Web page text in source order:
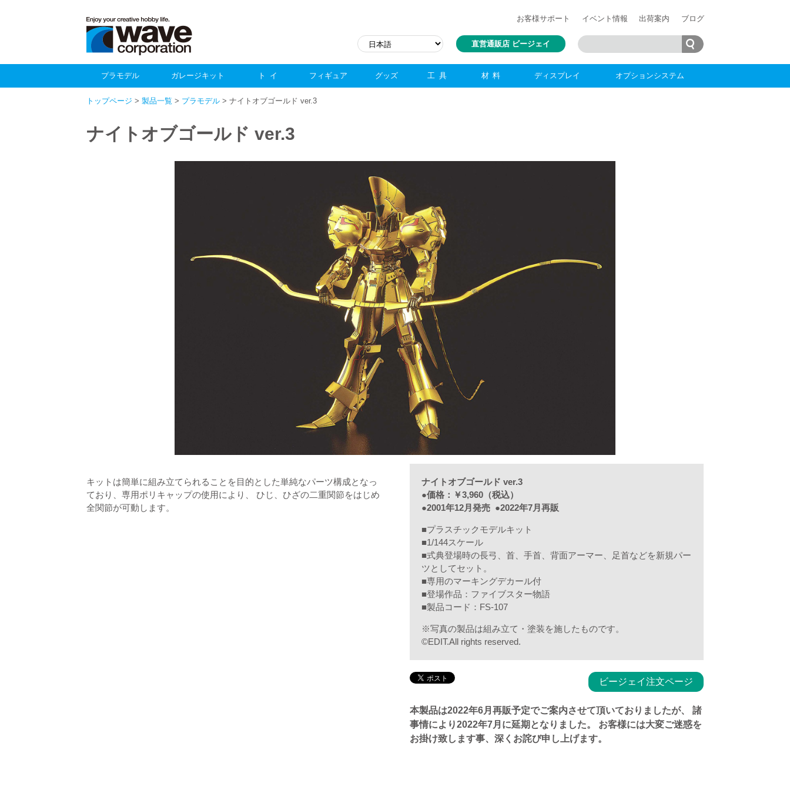
お客様サポート イベント情報 出荷案内 ブログ
直営通販店 ビージェイ
プラモデル ガレージキット トイ フィギュア グッズ 工具 材料 ディスプレイ オプションシステム
トップページ > 製品一覧 > プラモデル > ナイトオブゴールド ver.3
ナイトオブゴールド ver.3
キットは簡単に組み立てられることを目的とした単純なパーツ構成となっ
ており、専用ポリキャップの使用により、 ひじ、ひざの二重関節をはじめ
全関節が可動します。
ナイトオブゴールド ver.3
●価格：￥3,960（税込）
●2001年12月発売 ●2022年7月再販
■プラスチックモデルキット
■1/144スケール
■式典登場時の長弓、首、手首、背面アーマー、足首などを新規パー
ツとしてセット。
■専用のマーキングデカール付
■登場作品：ファイブスター物語
■製品コード：FS-107
※写真の製品は組み立て・塗装を施したものです。
©EDIT.All rights reserved.
ビージェイ注文ページ
本製品は2022年6月再販予定でご案内させて頂いておりましたが、 諸
事情により2022年7月に延期となりました。 お客様には大変ご迷惑を
お掛け致します事、深くお詫び申し上げます。